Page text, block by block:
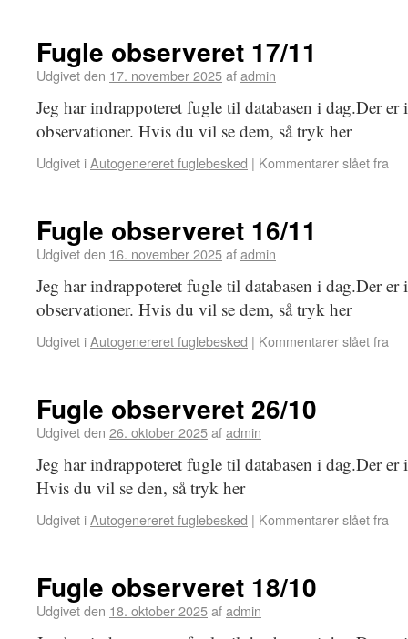
Fugle observeret 17/11
Udgivet den 17. november 2025afadmin
Jeg har indrappoteret fugle til databasen i dag.Der er
observationer. Hvis du vil se dem, så tryk her
Udgivet iAutogenereret fuglebesked | Kommentarer slået fra
Fugle observeret 16/11
Udgivet den 16. november 2025afadmin
Jeg har indrappoteret fugle til databasen i dag.Der er
observationer. Hvis du vil se dem, så tryk her
Udgivet iAutogenereret fuglebesked | Kommentarer slået fra
Fugle observeret 26/10
Udgivet den 26. oktober 2025afadmin
Jeg har indrappoteret fugle til databasen i dag.Der
Hvis du vil se den, så tryk her
Udgivet iAutogenereret fuglebesked | Kommentarer slået fra
Fugle observeret 18/10
Udgivet den 18. oktober 2025afadmin